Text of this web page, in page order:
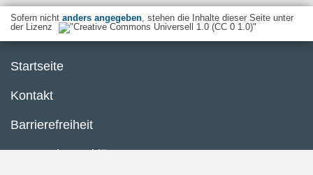
Sofern nicht anders angegeben, stehen die Inhalte dieser Seite unter
der Lizenz
Startseite
Kontakt
Barrierefreiheit
Datenschutzerklärung